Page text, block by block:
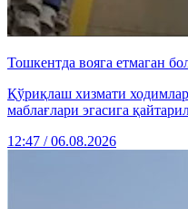
Тошкентда вояга етмаган
Қўриқлаш хизмати
маблағлари эгасига
12:47 / 06.08.2026